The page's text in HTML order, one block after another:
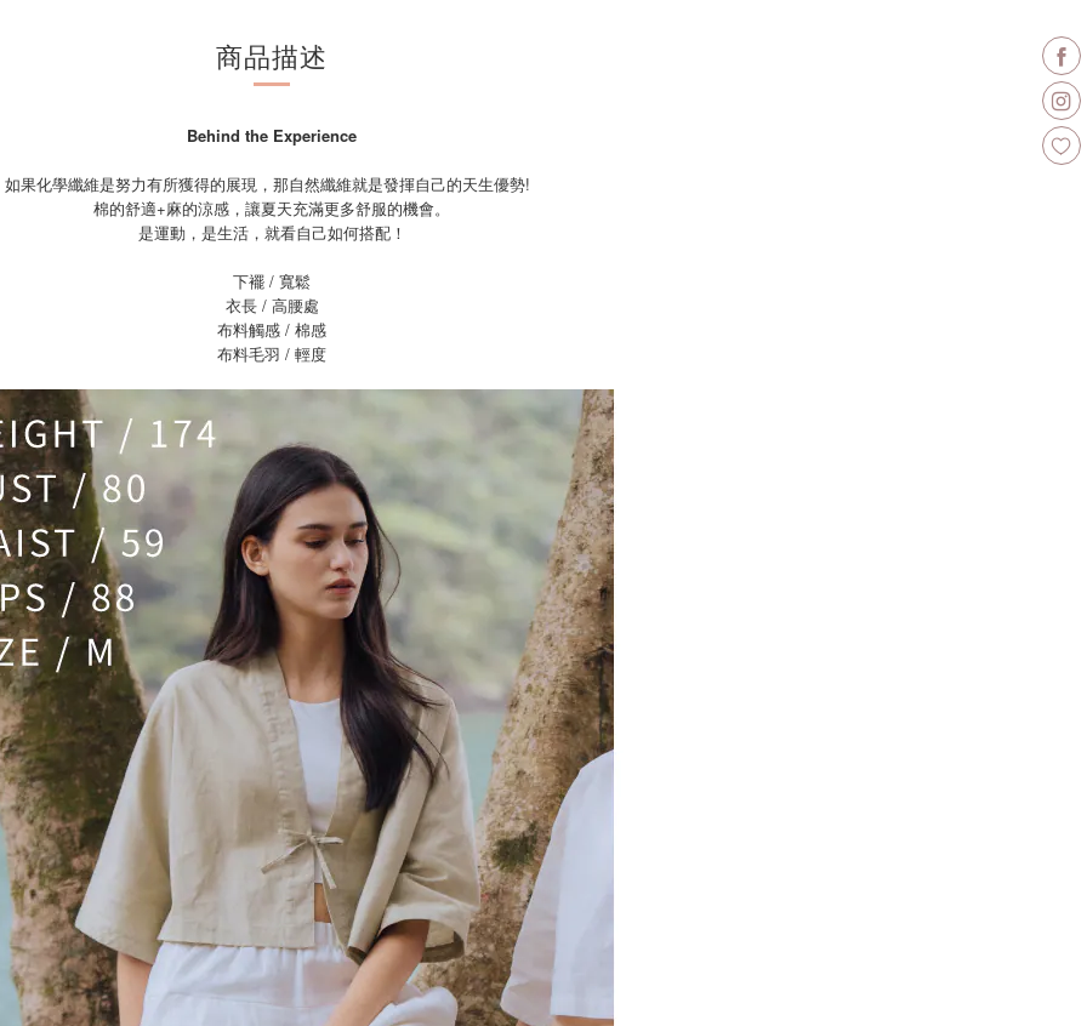
商品描述
Behind the Experience
如果化學纖維是努力有所獲得的展現，那自然纖維就是發揮自己的天生優勢!
棉的舒適+麻的涼感，讓夏天充滿更多舒服的機會。
是運動，是生活，就看自己如何搭配！
下襬 / 寬鬆
衣長 / 高腰處
布料觸感 / 棉感
布料毛羽 / 輕度